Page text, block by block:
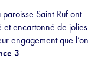
Saint-Ruf ont
et encartonné de jolies
engagement que l’on
3